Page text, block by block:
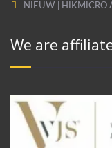
NIEUW | HIKMICRO
We are